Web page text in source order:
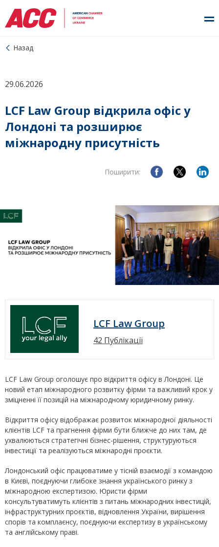
Назад
29.06.2026
LCF Law Group відкрила офіс у
Лондоні та розширює
міжнародну присутність
Поширити:
LCF Law Group
42 Публікації
LCF Law Group оголошує про відкриття офісу в Лондоні. Це
новий етап міжнародного розвитку фірми та важливий крок у
зміцненні її позицій на міжнародному юридичному ринку.
Відкриття офісу відображає розвиток міжнародної діяльності
клієнтів LCF та прагнення фірми бути ближче до них там, де
ухвалюються стратегічні бізнес-рішення, структуруються
інвестиції та реалізуються міжнародні проєкти.
Лондонський офіс працюватиме у тісній взаємодії з командою
в Києві, поєднуючи глибоке знання українського ринку з
міжнародною експертизою. Юристи фірми
консультуватимуть клієнтів з питань міжнародних інвестицій,
інфраструктурних проєктів, відновлення України, вирішення
спорів та комплаєнсу, поєднуючи експертизу в українському
та англійському праві.